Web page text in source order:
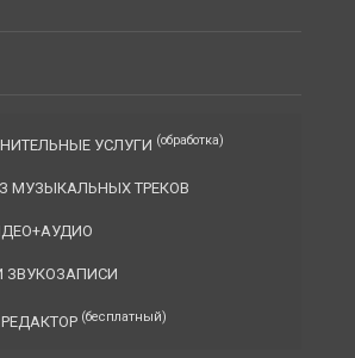
УСЛУГИ (обработка)
МУЗЫКАЛЬНЫХ ТРЕКОВ
ЗВУКОЗАПИСИ
(бесплатный)